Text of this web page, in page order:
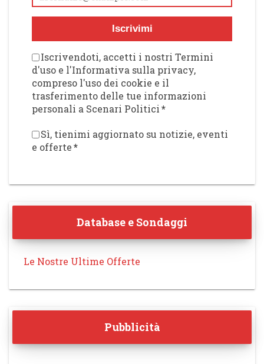
Iscrivimi
Iscrivendoti, accetti i nostri Termini
d'uso e l'Informativa sulla privacy,
compreso l'uso dei cookie e il
trasferimento delle tue informazioni
personali a Scenari Politici*
Sì, tienimi aggiornato su notizie, eventi
e offerte*
Database e Sondaggi
Le Nostre Ultime Offerte
Pubblicità